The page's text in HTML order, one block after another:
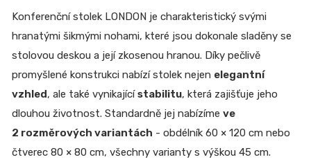
Konferenční stolek LONDON je charakteristický svými
hranatými šikmými nohami, které jsou dokonale sladěny se
stolovou deskou a její zkosenou hranou. Díky pečlivě
promyšlené konstrukci nabízí stolek nejen elegantní
vzhled, ale také vynikajícístabilitu, která zajišťuje jeho
dlouhou životnost. Standardně jej nabízíme ve
2 rozměrových variantách - obdélník 60 × 120 cm nebo
čtverec 80 × 80 cm, všechny varianty s výškou 45 cm.